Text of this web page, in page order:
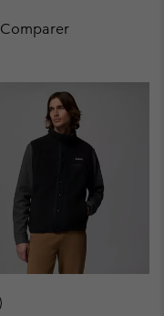
Comparer